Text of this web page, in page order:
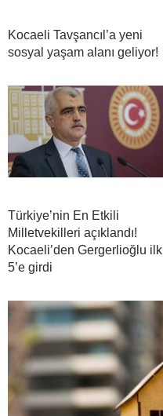
Kocaeli Tavşancıl’a yeni
sosyal yaşam alanı geliyor!
Türkiye’nin En Etkili
Milletvekilleri açıklandı!
Kocaeli’den Gergerlioğlu ilk
5’e girdi